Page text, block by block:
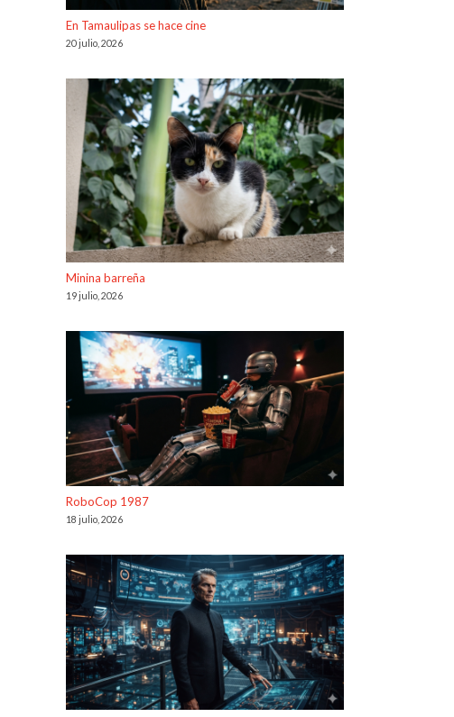
En Tamaulipas se hace cine
20 julio, 2026
Minina barreña
19 julio, 2026
RoboCop 1987
18 julio, 2026